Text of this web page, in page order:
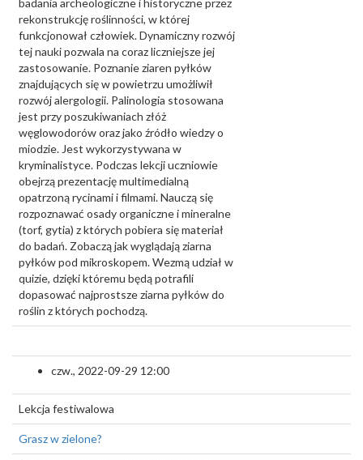
badania archeologiczne i historyczne przez
rekonstrukcję roślinności, w której
funkcjonował człowiek. Dynamiczny rozwój
tej nauki pozwala na coraz liczniejsze jej
zastosowanie. Poznanie ziaren pyłków
znajdujących się w powietrzu umożliwił
rozwój alergologii. Palinologia stosowana
jest przy poszukiwaniach złóż
węglowodorów oraz jako źródło wiedzy o
miodzie. Jest wykorzystywana w
kryminalistyce. Podczas lekcji uczniowie
obejrzą prezentację multimedialną
opatrzoną rycinami i filmami. Nauczą się
rozpoznawać osady organiczne i mineralne
(torf, gytia) z których pobiera się materiał
do badań. Zobaczą jak wyglądają ziarna
pyłków pod mikroskopem. Wezmą udział w
quizie, dzięki któremu będą potrafili
dopasować najprostsze ziarna pyłków do
roślin z których pochodzą.
czw., 2022-09-29 12:00
Lekcja festiwalowa
Grasz w zielone?